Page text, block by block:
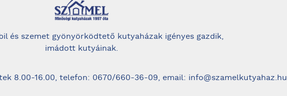
és szemet gyönyörködtető kutyaházak igényes gazdik,
imádott kutyáinak.
8.00-16.00, telefon: 0670/660-36-09, email: info@szamelkutyahaz.hu